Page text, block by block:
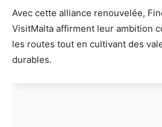
Avec cette alliance renouvelée,
VisitMalta affirment leur ambition
les routes tout en cultivant des
durables.